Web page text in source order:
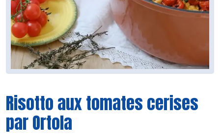
Risotto aux tomates cerises
par Ortola